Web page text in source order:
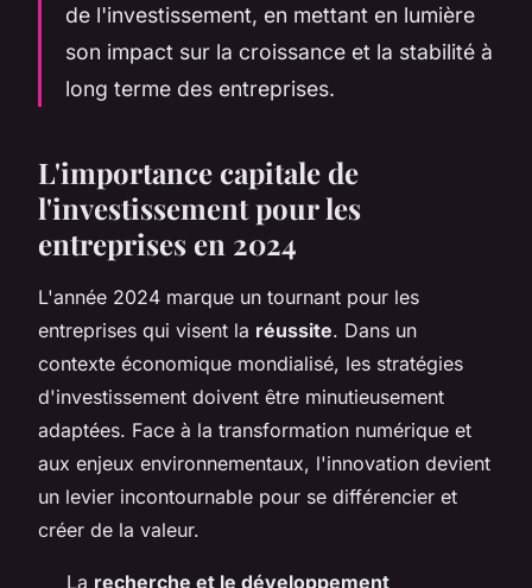
de l'investissement, en mettant en lumière
son impact sur la croissance et la stabilité à
long terme des entreprises.
L'importance capitale de
l'investissement pour les
entreprises en 2024
L'année 2024 marque un tournant pour les
entreprises qui visent la réussite. Dans un
contexte économique mondialisé, les stratégies
d'investissement doivent être minutieusement
adaptées. Face à la transformation numérique et
aux enjeux environnementaux, l'innovation devient
un levier incontournable pour se différencier et
créer de la valeur.
La recherche et le développement